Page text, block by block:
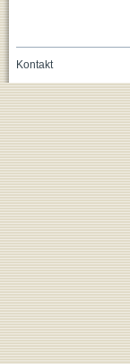
Kontakt